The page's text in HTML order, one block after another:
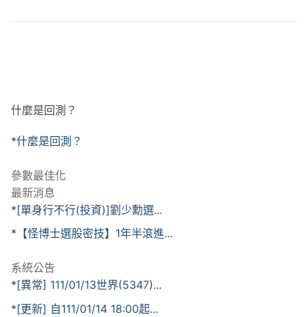
什麼是回測？
*什麼是回測？
參數最佳化
最新消息
*[單身行不行(投資)]劉少勳選...
*【怪博士選股密技】1年半滾進...
系統公告
*[異常] 111/01/13世界(5347)...
*[更新] 自111/01/14 18:00起...